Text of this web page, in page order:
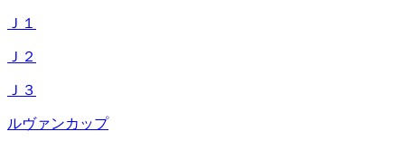
Ｊ１
Ｊ２
Ｊ３
ルヴァンカップ